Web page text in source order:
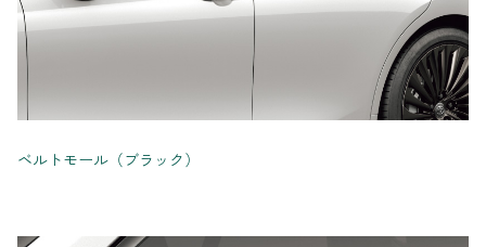
ベルトモール（ブラック）